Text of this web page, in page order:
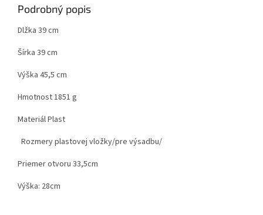
Podrobný popis
Dlžka 39 cm
Šírka 39 cm
Výška 45,5 cm
Hmotnost 1851 g
Materiál Plast
Rozmery plastovej vložky/pre výsadbu/
Priemer otvoru 33,5cm
Výška: 28cm